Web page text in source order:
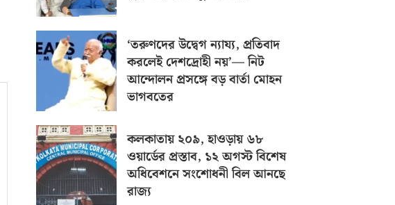
‘তরুণদের উদ্বেগ ন্যায্য, প্রতিবাদ
করলেই দেশদ্রোহী নয়’— নিট
আন্দোলন প্রসঙ্গে বড় বার্তা মোহন
ভাগবতের
কলকাতায় ২০৯, হাওড়ায় ৬৮
ওয়ার্ডের প্রস্তাব, ১২ অগস্ট বিশেষ
অধিবেশনে সংশোধনী বিল আনছে
রাজ্য